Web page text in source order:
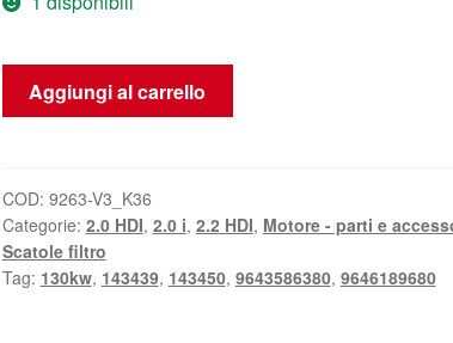
Scatola
Filtro
2.0
i
9643586380
9646189680
Aggiungi al carrello
COD: 9263-V3_K36
Categorie: 2.0 HDI, 2.0 i, 2.2 HDI, Motore - parti e
Scatole filtro
Tag: 130kw, 143439, 143450, 9643586380, 9646189680